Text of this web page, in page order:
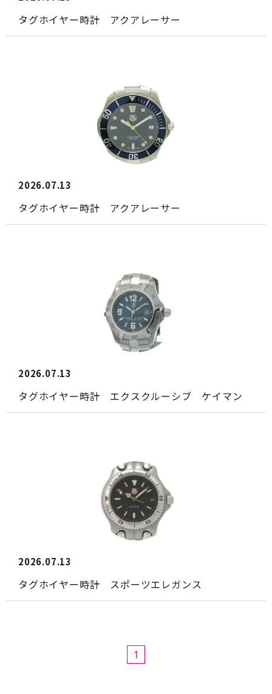
タグホイヤー時計 アクアレーサー
2026.07.13
タグホイヤー時計 アクアレーサー
2026.07.13
タグホイヤー時計 エクスクルーシブ ケイマン
2026.07.13
タグホイヤー時計 スポーツエレガンス
1